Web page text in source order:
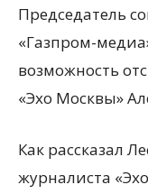
Председатель
«Газпром-
возможность
«Эхо Москвы»
Как рассказал
журналиста